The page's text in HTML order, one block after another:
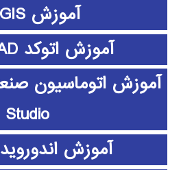
آموزش ArcGIS
آموزش اتوکد AUTOCAD
Studio
آموزش اندوروید android